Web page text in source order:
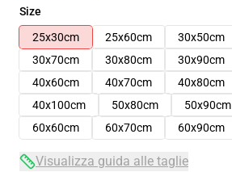
Size
25x30cm
25x60cm 30x50cm
30x70cm
30x80cm 30x90cm
40x60cm
40x70cm 40x80cm
40x100cm
50x80cm 50x90cm
60x60cm
60x70cm 60x90cm
Visualizza guida alle taglie